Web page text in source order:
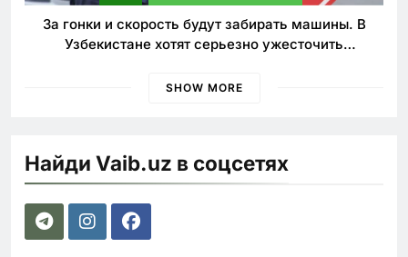
За гонки и скорость будут забирать машины. В
Узбекистане хотят серьезно ужесточить
SHOW MORE
Найди Vaib.uz в соцсетях